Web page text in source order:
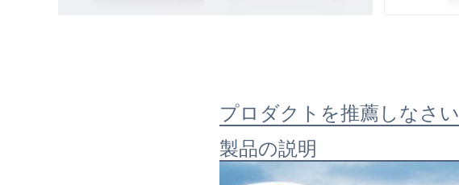
プロダクトを推薦しなさい
製品の説明